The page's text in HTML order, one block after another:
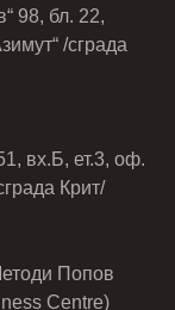
98, бл. 22,
/сграда
вх.Б, ет.3, оф.
Крит/
Попов
Centre)